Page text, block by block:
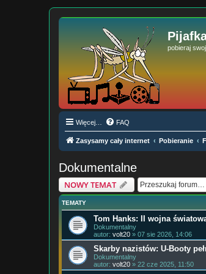
pobieraj
Więcej… FAQ
Zasysamy cały internet Pobieranie
Dokumentalne
NOWY TEMAT
TEMATY
Tom Hanks: II wojna
Dokumentalny
autor: volt20 » 07 sie 2026, 14:06
Skarby nazistów: U-Booty
Dokumentalny
autor: volt20 » 22 cze 2025, 11:50